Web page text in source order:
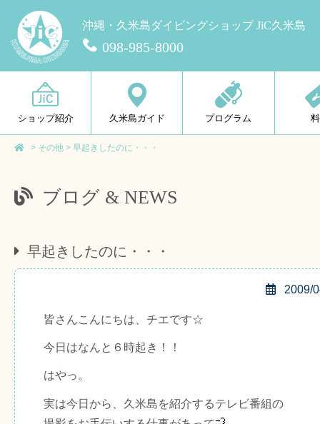
沖縄・久米島ダイビングショップ JiC久米島
098-985-8000
ショップ紹介 久米島ガイド プログラム
> その他 > 早起きしたのに・・・
ブログ & NEWS
早起きしたのに・・・
2009/
皆さんこんにちは、チエです☆
今日はなんと６時起き！！
はやっ。
実は今日から、久米島を紹介するテレビ番組の